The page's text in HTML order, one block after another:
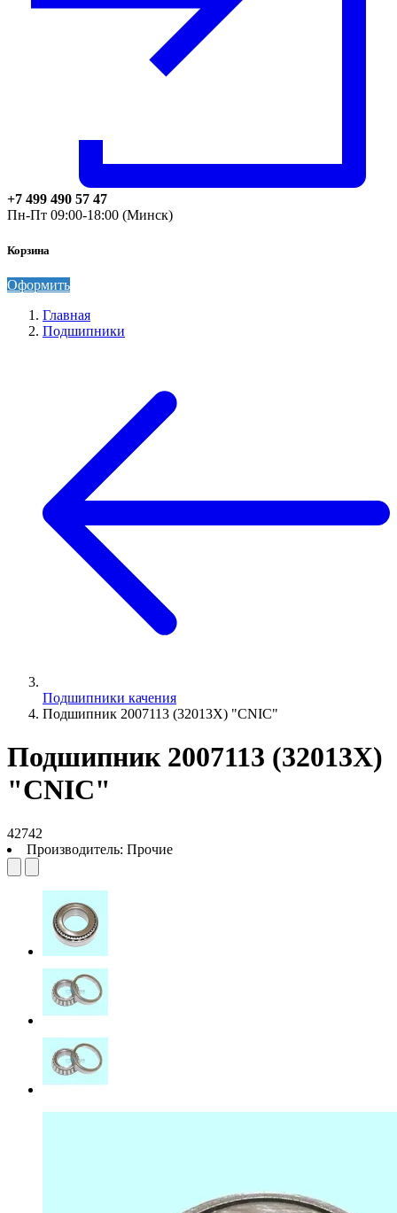
+7 499 490 57 47
Пн-Пт 09:00-18:00 (Минск)
Корзина
Оформить
Главная
Подшипники
Подшипники качения
Подшипник 2007113 (32013X) "СNIC"
Подшипник 2007113 (32013X)
"СNIC"
42742
Производитель: Прочие